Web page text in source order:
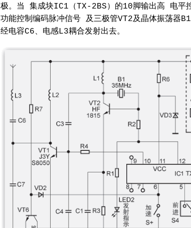
极。当 集成块IC1（TX-2BS）的10脚输出高 电平
功能控制编码脉冲信号 及三极管VT2及晶体振荡器
经电容C6、电感L3耦合发射出去。